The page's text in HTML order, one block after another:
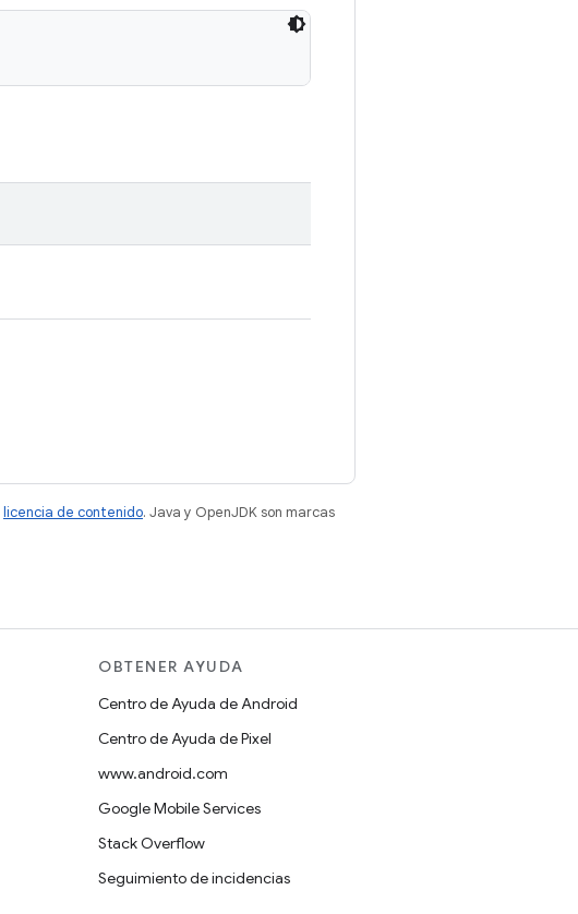
licencia de contenido. Java y OpenJDK son marcas
OBTENER AYUDA
Centro de Ayuda de Android
Centro de Ayuda de Pixel
www.android.com
Google Mobile Services
Stack Overflow
Seguimiento de incidencias